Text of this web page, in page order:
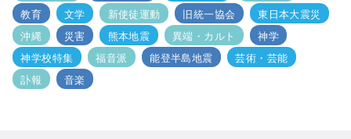
教育
文学 新使徒運動 旧統一協会
東日本大震災
沖縄
災害 熊本地震 異端・カルト
神学
神学校特集
福音派 能登半島地震
芸術・芸能
訃報
音楽